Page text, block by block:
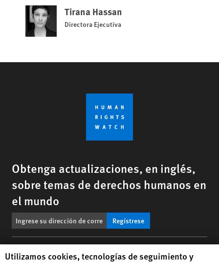
Tirana Hassan
Directora Ejecutiva
Obtenga actualizaciones, en inglés,
sobre temas de derechos humanos en
el mundo
Regístrese
Contáctenos
Human Rights Watch cookie preferences
Utilizamos cookies, tecnologías de seguimiento y